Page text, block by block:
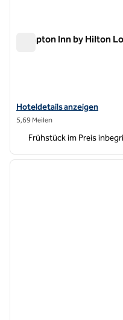
Hampton Inn by Hilton
Hoteldetails für Hampton
Hoteldetails anzeigen
5,69 Meilen
Frühstück im Preis
1 von 12